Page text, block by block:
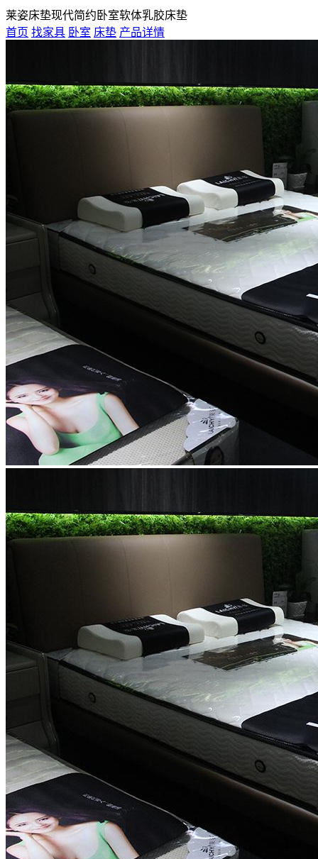
莱姿床垫现代简约卧室软体乳胶床垫
首页 找家具 卧室 床垫 产品详情